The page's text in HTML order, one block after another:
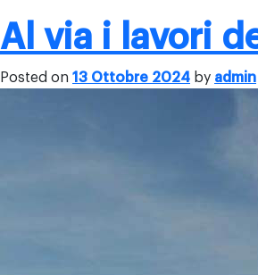
Al via i lavori
Posted on 13 Ottobre 2024 by admin